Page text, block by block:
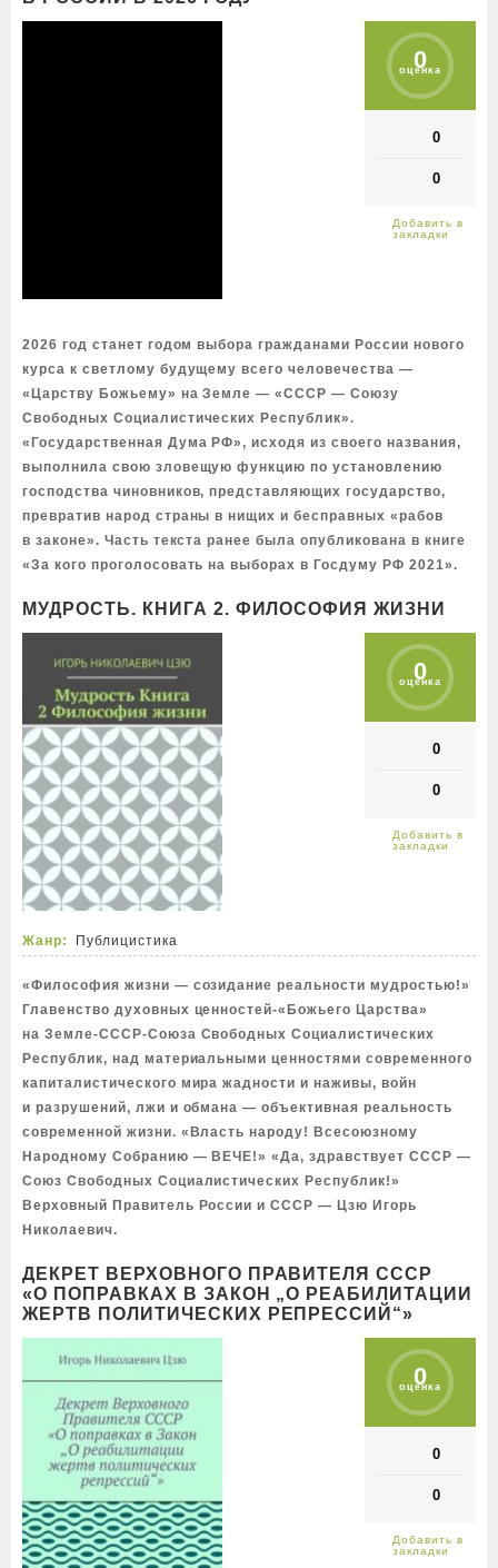
0
оценка
0
0
2026 год станет годом выбора гражданами России нового
курса к светлому будущему всего человечества —
«Царству Божьему» на Земле — «СССР — Союзу
Свободных Социалистических Республик».
«Государственная Дума РФ», исходя из своего названия,
выполнила свою зловещую функцию по установлению
господства чиновников, представляющих государство,
превратив народ страны в нищих и бесправных «рабов
в законе». Часть текста ранее была опубликована в книге
«За кого проголосовать на выборах в Госдуму РФ 2021».
МУДРОСТЬ. КНИГА 2. ФИЛОСОФИЯ ЖИЗНИ
0
оценка
0
0
Жанр: Публицистика
«Философия жизни — созидание реальности мудростью!»
Главенство духовных ценностей-«Божьего Царства»
на Земле-СССР-Союза Свободных Социалистических
Республик, над материальными ценностями современного
капиталистического мира жадности и наживы, войн
и разрушений, лжи и обмана — объективная реальность
современной жизни. «Власть народу! Всесоюзному
Народному Собранию — ВЕЧЕ!» «Да, здравствует СССР —
Союз Свободных Социалистических Республик!»
Верховный Правитель России и СССР — Цзю Игорь
Николаевич.
ДЕКРЕТ ВЕРХОВНОГО ПРАВИТЕЛЯ СССР
«О ПОПРАВКАХ В ЗАКОН „О РЕАБИЛИТАЦИИ
ЖЕРТВ ПОЛИТИЧЕСКИХ РЕПРЕССИЙ“»
0
оценка
0
0